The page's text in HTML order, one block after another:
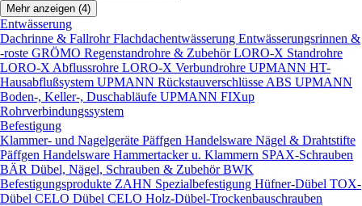
Mehr anzeigen (4)
Entwässerung
Dachrinne & FallrohrFlachdachentwässerung Entwässerungsrinnen &
-roste GRÖMO Regenstandrohre & ZubehörLORO-X Standrohre
LORO-X Abflussrohre LORO-X Verbundrohre UPMANN HT-
Hausabflußsystem UPMANN Rückstauverschlüsse ABS UPMANN
Boden-, Keller-, Duschabläufe UPMANN FIXup
Rohrverbindungssystem
Befestigung
Klammer- und Nagelgeräte Päffgen Handelsware Nägel & Drahtstifte
Päffgen Handelsware Hammertacker u. Klammern SPAX-Schrauben
BÄR Dübel, Nägel, Schrauben & ZubehörBWK
Befestigungsprodukte ZAHN Spezialbefestigung Hüfner-Dübel TOX-
Dübel CELO Dübel CELO Holz-Dübel-Trockenbauschrauben